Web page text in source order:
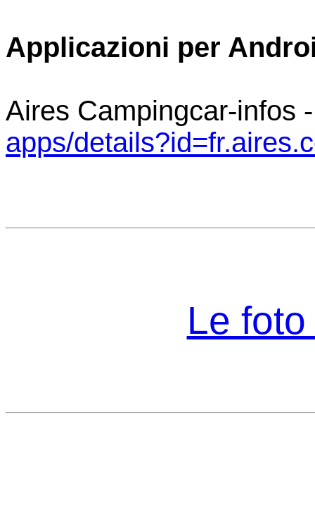
Applicazioni per
Aires Campingcar-infos
apps/
Le